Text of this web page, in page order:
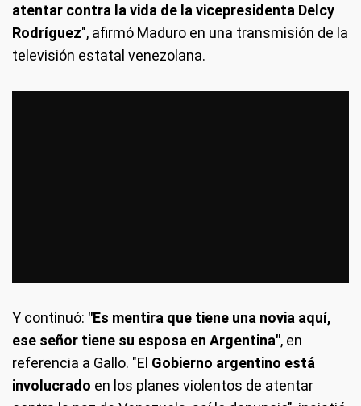
atentar contra la vida de la vicepresidenta Delcy
Rodríguez", afirmó Maduro en una transmisión de la
televisión estatal venezolana.
Y continuó: "Es mentira que tiene una novia aquí,
ese señor tiene su esposa en Argentina", en
referencia a Gallo. "El Gobierno argentino está
involucrado en los planes violentos de atentar